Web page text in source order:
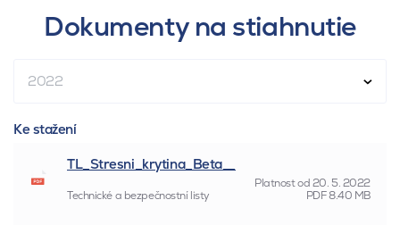
Dokumenty na stiahnutie
2022
Ke stažení
TL_Stresni_krytina_Beta__
Platnost od20. 5. 2022
Technické a bezpečnostní listy
PDF8.40 MB